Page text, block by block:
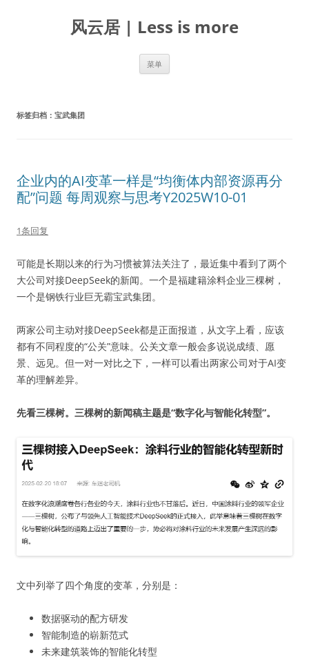
风云居 | Less is more
菜单
标签归档： 宝武集团
企业内的AI变革一样是“均衡体内部资源再分
配”问题 每周观察与思考Y2025W10-01
1条回复
可能是长期以来的行为习惯被算法关注了，最近集中看到了两个
大公司对接DeepSeek的新闻。一个是福建籍涂料企业三棵树，
一个是钢铁行业巨无霸宝武集团。
两家公司主动对接DeepSeek都是正面报道，从文字上看，应该
都有不同程度的“公关”意味。公关文章一般会多说说成绩、愿
景、远见。但一对一对比之下，一样可以看出两家公司对于AI变
革的理解差异。
先看三棵树。三棵树的新闻稿主题是“数字化与智能化转型”。
文中列举了四个角度的变革，分别是：
数据驱动的配方研发
智能制造的崭新范式
未来建筑装饰的智能化转型